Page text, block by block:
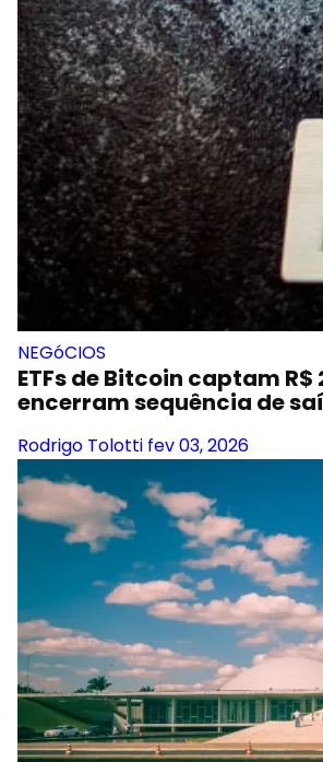
NEGóCIOS
ETFs de Bitcoin captam R$
encerram sequência de
Rodrigo Tolotti fev 03, 2026